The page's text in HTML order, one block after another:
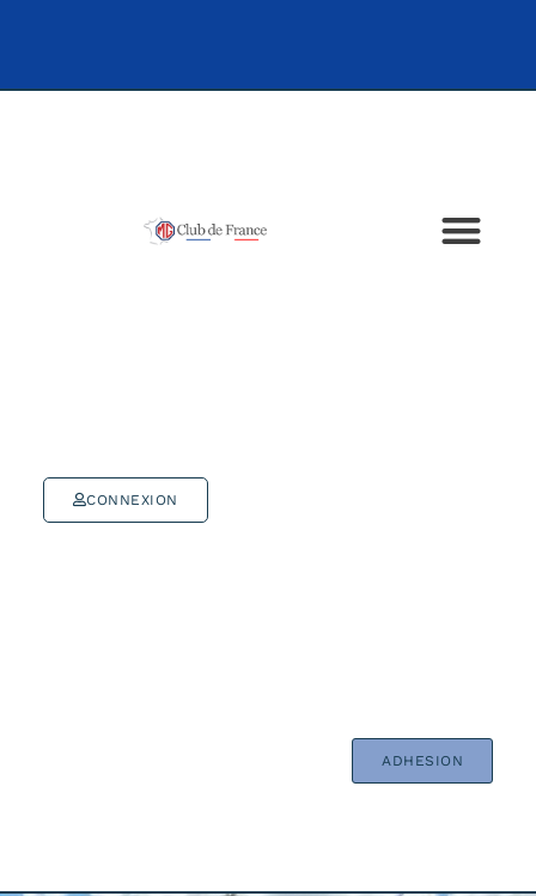
CONNEXION
ADHESION